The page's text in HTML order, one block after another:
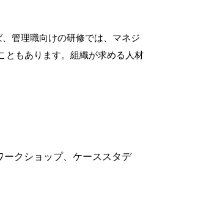
管理職向けの研修では、マネジ
ともあります。組織が求める人材
クショップ、ケーススタデ